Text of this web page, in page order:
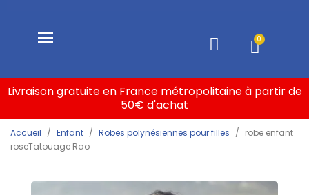
Livraison gratuite en France métropolitaine à partir de
50€ d'achat
Accueil Enfant Robes polynésiennes pour filles
robe enfant
roseTatouage Rao